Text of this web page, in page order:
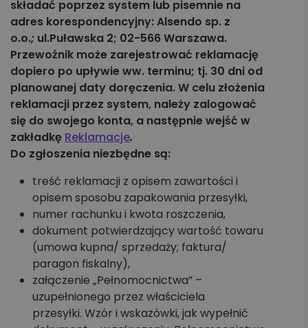
składać poprzez system lub pisemnie na
adres korespondencyjny: Alsendo sp. z
o.o.; ul.Puławska 2; 02-566 Warszawa.
Przewoźnik może zarejestrować reklamację
dopiero po upływie ww. terminu; tj. 30 dni od
planowanej daty doręczenia. W celu złożenia
reklamacji przez system, należy zalogować
się do swojego konta, a następnie wejść w
zakładkę Reklamacje.
Do zgłoszenia niezbędne są:
treść reklamacji z opisem zawartości i
opisem sposobu zapakowania przesyłki,
numer rachunku i kwota roszczenia,
dokument potwierdzający wartość towaru
(umowa kupna/ sprzedaży; faktura/
paragon fiskalny),
załączenie „Pełnomocnictwa” –
uzupełnionego przez właściciela
przesyłki. Wzór i wskazówki, jak wypełnić